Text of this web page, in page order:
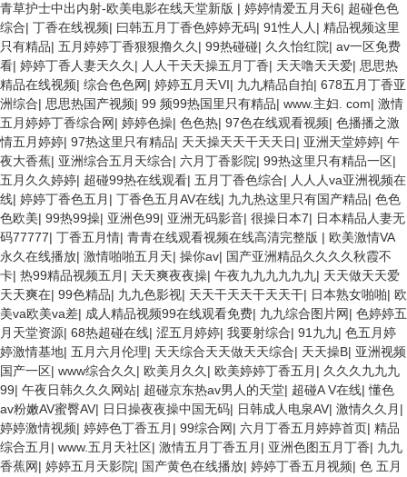
青草护士中出内射-欧美电影在线天堂新版 | 婷婷情爱五月天6| 超碰色色
综合| 丁香在线视频| 曰韩五月丁香色婷婷无码| 91性人人 | 精品视频这里
只有精品| 五月婷婷丁香狠狠撸久久 | 99热碰碰| 久久怡红院| av一区免费
看| 婷婷丁香人妻天久久 | 人人干天天操五月丁香| 天天噜天天爱| 思思热
精品在线视频| 综合色色网| 婷婷五月天VI| 九九精品自拍| 678五月丁香亚
洲综合| 思思热国产视频| 99 频99热国里只有精品| www.主妇. com| 激情
五月婷婷丁香综合网| 婷婷色操| 色色热| 97色在线观看视频| 色播播之激
情五月婷婷| 97热这里只有精品| 天天操天天干天天日| 亚洲天堂婷婷| 午
夜大香蕉| 亚洲综合五月天综合| 六月丁香影院| 99热这里只有精品一区|
五月久久婷婷| 超碰99热在线观看| 五月丁香色综合| 人人人va亚洲视频在
线| 婷婷丁香色五月 | 丁香色五月AV在线| 九九热这里只有国产精品| 色色
色欧美| 99热99操| 亚洲色99| 亚洲无码影音| 很操日本7| 日本精品人妻无
码77777| 丁香五月情| 青青在线观看视频在线高清完整版 | 欧美激情VA
永久在线播放| 激情啪啪五月天| 操你av| 国产亚洲精品久久久久秋霞不
卡| 热99精品视频五月 | 天天爽夜夜操| 午夜九九九九九九| 天天做天天爱
天天爽在| 99色精品| 九九色影视| 天天干天天干天天干| 日本熟女啪啪| 欧
美va欧美va差| 成人精品视频99在线观看免费| 九九综合图片网| 色婷婷五
月天堂资源| 68热超碰在线| 涩五月婷婷| 我要射综合| 91九九| 色五月婷
婷激情基地| 五月六月伦理| 天天综合天天做天天综合| 天天操B| 亚洲视频
国产一区| www综合久久 | 欧美月久久 | 欧美婷婷丁香五月 | 久久久九九九
99| 午夜日韩久久久网站| 超碰京东热av男人的天堂| 超碰A V在线|懂色
av粉嫩AV蜜臀AV| 日日操夜夜操中国无码| 日韩成人电泉AV| 激情久久月 |
婷婷激情视频| 婷婷色丁香五月 | 99综合网| 六月丁香五月婷婷首页| 精品
综合五月 | www.五月天社区| 激情五月丁香五月 | 亚洲色图五月丁香| 九九
香蕉网| 婷婷五月天影院| 国产黄色在线播放| 婷婷丁香五月视频| 色 五月